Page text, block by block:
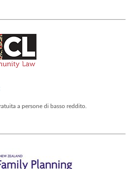
a persone di basso reddito.